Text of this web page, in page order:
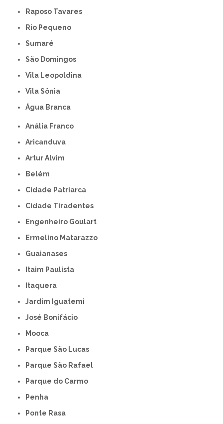
Raposo Tavares
Rio Pequeno
Sumaré
São Domingos
Vila Leopoldina
Vila Sônia
Água Branca
Anália Franco
Aricanduva
Artur Alvim
Belém
Cidade Patriarca
Cidade Tiradentes
Engenheiro Goulart
Ermelino Matarazzo
Guaianases
Itaim Paulista
Itaquera
Jardim Iguatemi
José Bonifácio
Mooca
Parque São Lucas
Parque São Rafael
Parque do Carmo
Penha
Ponte Rasa